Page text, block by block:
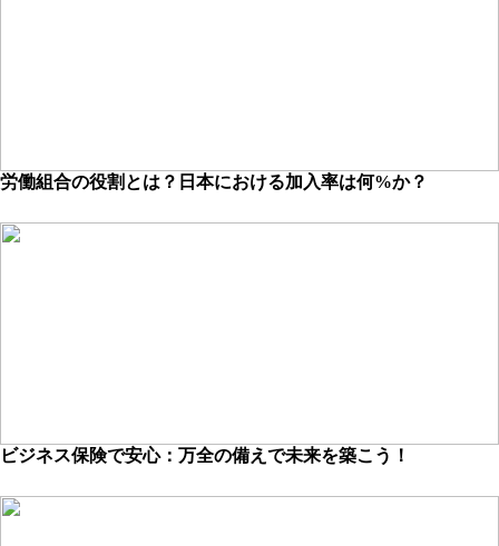
労働組合の役割とは？日本における加入率は何%か？
ビジネス保険で安心：万全の備えで未来を築こう！